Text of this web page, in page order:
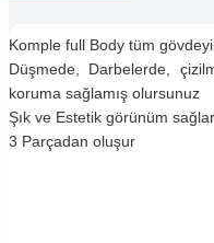
Komple full Body tüm gövdeyi
Düşmede, Darbelerde,
koruma sağlamış olursunuz
Şık ve Estetik görünüm sağlar
3 Parçadan oluşur